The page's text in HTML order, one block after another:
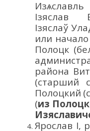
Изѧславль
Ізяслав
Ізяслаў
или начало
Полоцк
района
(старший
Полоцкий
(из
Ярослав I,